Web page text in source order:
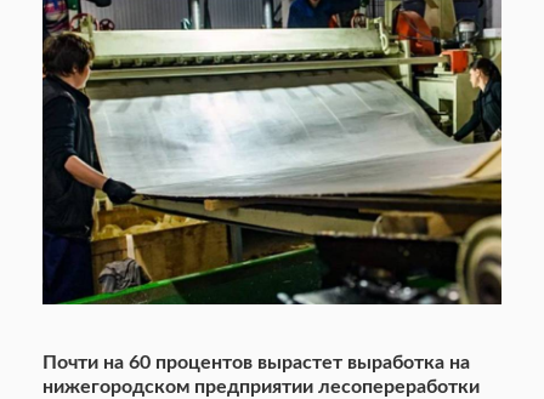
Почти на 60 процентов вырастет выработка на
нижегородском предприятии лесопереработки